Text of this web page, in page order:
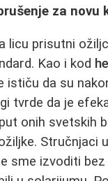
za novu
licu prisutni
Kao i kod
ističu da su
tvrde da je
onih svetskih
Stručnjaci
sme izvoditi